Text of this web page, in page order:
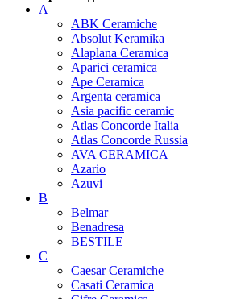
A
ABK Ceramiche
Absolut Keramika
Alaplana Ceramica
Aparici ceramica
Ape Ceramica
Argenta ceramica
Asia pacific ceramic
Atlas Concorde Italia
Atlas Concorde Russia
AVA CERAMICA
Azario
Azuvi
B
Belmar
Benadresa
BESTILE
C
Caesar Ceramiche
Casati Ceramica